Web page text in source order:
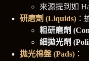
來源提到如
研磨劑 (Liquids) ：
粗研磨劑
細拋光劑
拋光棉盤 (Pads) ：